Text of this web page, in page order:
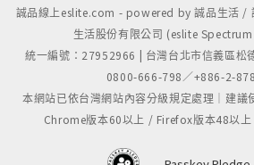
誠品線上eslite.com - powered by 誠品生活 /
生活股份有限公司 (eslite
統一編號：27952966 | 台灣台北市信義區松
0800-666-798／+886-2-
本網站已依台灣網站內容分級規定處理｜建
Chrome版本60以上 / Firefox版本48以